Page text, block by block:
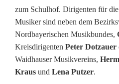
k
f
e
s
zum Schulhof. Dirigenten für
Musiker sind neben dem
Nordbayerischen Musikbundes,
Kreisdirigenten Peter Dotzauer
Waidhauser Musikvereins,
Kraus und Lena Putzer.